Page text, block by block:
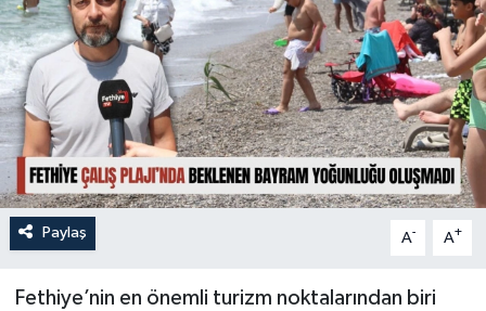
Paylaş A- A+
Fethiye’nin en önemli turizm noktalarından biri